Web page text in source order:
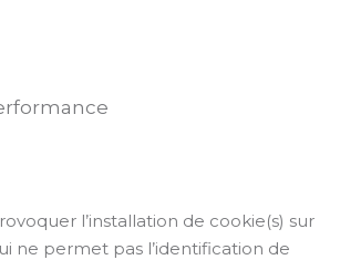
l’installation de cookie(s) sur
ne permet pas l’identification de